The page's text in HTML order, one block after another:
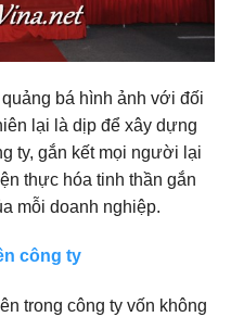
bá hình ảnh với đối
lại là dịp để xây dựng
ty, gắn kết mọi người lại
thực hóa tinh thần gắn
mỗi doanh nghiệp.
công ty
trong công ty vốn không